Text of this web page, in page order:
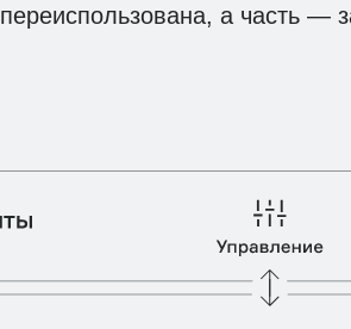
переиспользована, а часть —